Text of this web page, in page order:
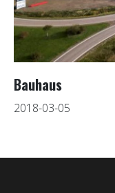
Bauhaus
2018-03-05